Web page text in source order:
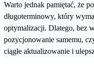
Warto jednak pamiętać, że
długoterminowy, który
optymalizacji. Dlatego, bez
pozycjonowanie samemu,
ciągłe aktualizowanie i